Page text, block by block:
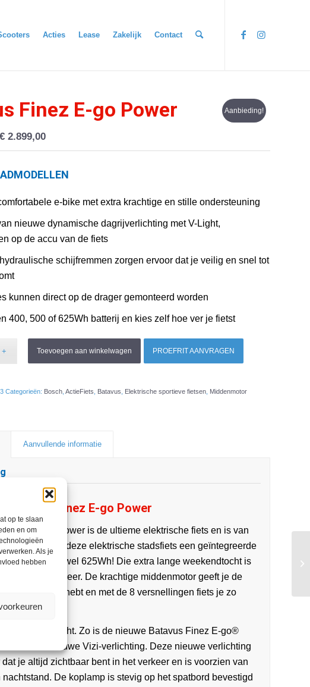
op te slaan
en om
Als je
hebben
Acties Lease Zakelijk Contact
Aanbieding!
Finez E-go Power
€ 2.899,00Huidige
prijs
€ 2.899,00.
e-bike met extra krachtige en stille ondersteuning
nieuwe dynamische dagrijverlichting met V-Light,
op de accu van de fiets
schijfremmen zorgen ervoor dat je veilig en snel tot
kunnen direct op de drager gemonteerd worden
400, 500 of 625Wh batterij en kies zelf hoe ver je fietst
Toevoegen aan winkelwagen PROEFRIT AANVRAGEN
Categorieën: Bosch ActieFiets Batavus Elektrische sportieve fietsen Middenmotor
Aanvullende informatie
Batavus Finez E-go Power
E-go® Power is de ultieme elektrische fiets en is van
Zo heeft deze elektrische stadsfiets een geïntegreerde
capaciteit tot wel 625Wh! Die extra lange weekendtocht is
probleem meer. De krachtige middenmotor geeft je de
die je nodig hebt en met de 8 versnellingen fiets je zo
zelf wilt.
is ook gedacht. Zo is de nieuwe Batavus Finez E-go®
van de nieuwe Vizi-verlichting. Deze nieuwe verlichting
dat je altijd zichtbaar bent in het verkeer en is voorzien van
nachtstand. De koplamp is stevig op het spatbord bevestigd